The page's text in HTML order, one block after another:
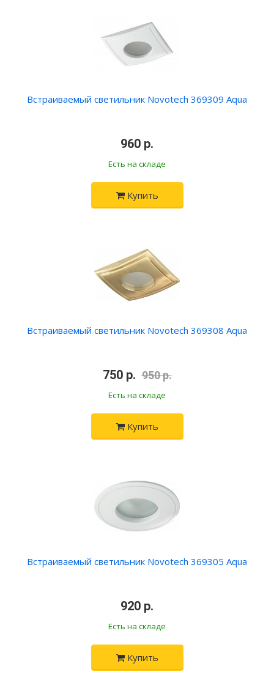
Встраиваемый светильник Novotech 369309 Aqua
960 р.
Есть на складе
Купить
Встраиваемый светильник Novotech 369308 Aqua
750 р. 950 р.
Есть на складе
Купить
Встраиваемый светильник Novotech 369305 Aqua
920 р.
Есть на складе
Купить